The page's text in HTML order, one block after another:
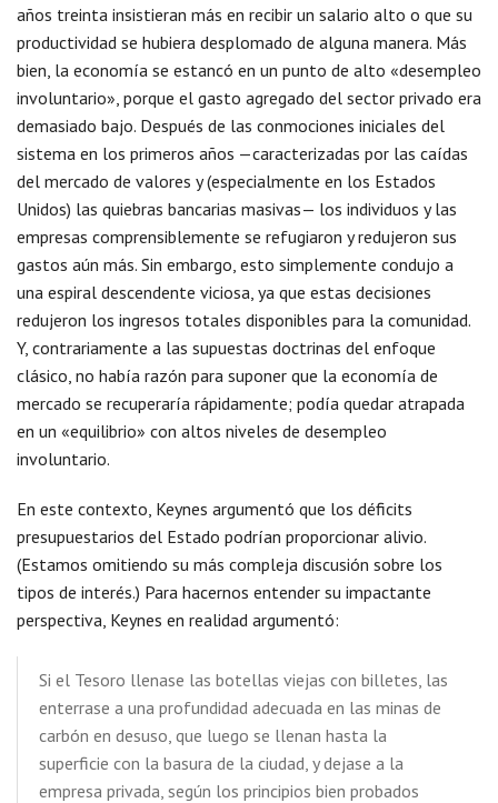
años treinta insistieran más en recibir un salario alto o que su
productividad se hubiera desplomado de alguna manera. Más
bien, la economía se estancó en un punto de alto «desempleo
involuntario», porque el gasto agregado del sector privado era
demasiado bajo. Después de las conmociones iniciales del
sistema en los primeros años —caracterizadas por las caídas
del mercado de valores y (especialmente en los Estados
Unidos) las quiebras bancarias masivas— los individuos y las
empresas comprensiblemente se refugiaron y redujeron sus
gastos aún más. Sin embargo, esto simplemente condujo a
una espiral descendente viciosa, ya que estas decisiones
redujeron los ingresos totales disponibles para la comunidad.
Y, contrariamente a las supuestas doctrinas del enfoque
clásico, no había razón para suponer que la economía de
mercado se recuperaría rápidamente; podía quedar atrapada
en un «equilibrio» con altos niveles de desempleo
involuntario.
En este contexto, Keynes argumentó que los déficits
presupuestarios del Estado podrían proporcionar alivio.
(Estamos omitiendo su más compleja discusión sobre los
tipos de interés.) Para hacernos entender su impactante
perspectiva, Keynes en realidad argumentó:
Si el Tesoro llenase las botellas viejas con billetes, las
enterrase a una profundidad adecuada en las minas de
carbón en desuso, que luego se llenan hasta la
superficie con la basura de la ciudad, y dejase a la
empresa privada, según los principios bien probados